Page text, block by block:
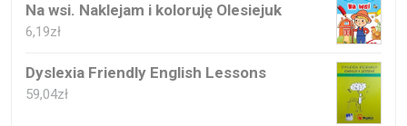
Na wsi. Naklejam i koloruję Olesiejuk
6,19zł
Dyslexia Friendly English Lessons
59,04zł